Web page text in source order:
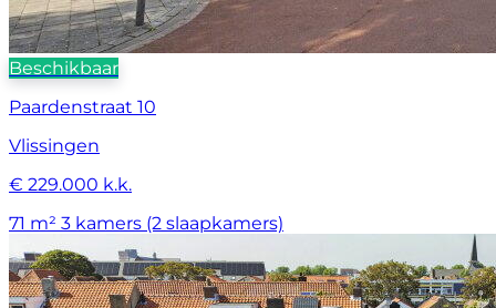
Beschikbaar
Paardenstraat 10
Vlissingen
€ 229.000 k.k.
71 m² 3 kamers (2 slaapkamers)